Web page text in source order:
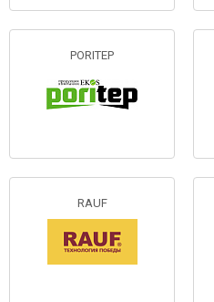
PORITEP
RAUF